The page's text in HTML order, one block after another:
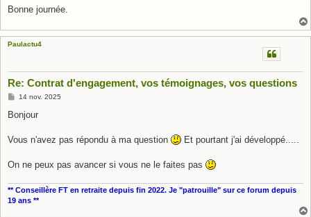
Bonne journée.
Paulactu4
Re: Contrat d'engagement, vos témoignages, vos questions
M
s
g
14 nov. 2025
Bonjour
Vous n'avez pas répondu à ma question Et pourtant j'ai développé.....
On ne peux pas avancer si vous ne le faites pas
** Conseillère FT en retraite depuis fin 2022. Je "patrouille" sur ce forum depuis
19 ans **